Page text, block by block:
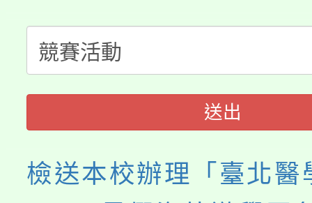
義教育推展貢獻獎」
博覽會」之「藝術教育
送出
檢送本校辦理「臺北醫